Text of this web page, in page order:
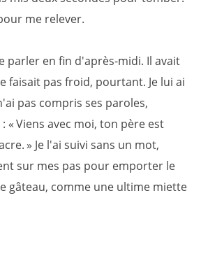
me relever.
parler en fin d'après-midi. Il avait
faisait pas froid, pourtant. Je lui ai
pas compris ses paroles,
« Viens avec moi, ton père est
» Je l'ai suivi sans un mot,
sur mes pas pour emporter le
gâteau, comme une ultime miette